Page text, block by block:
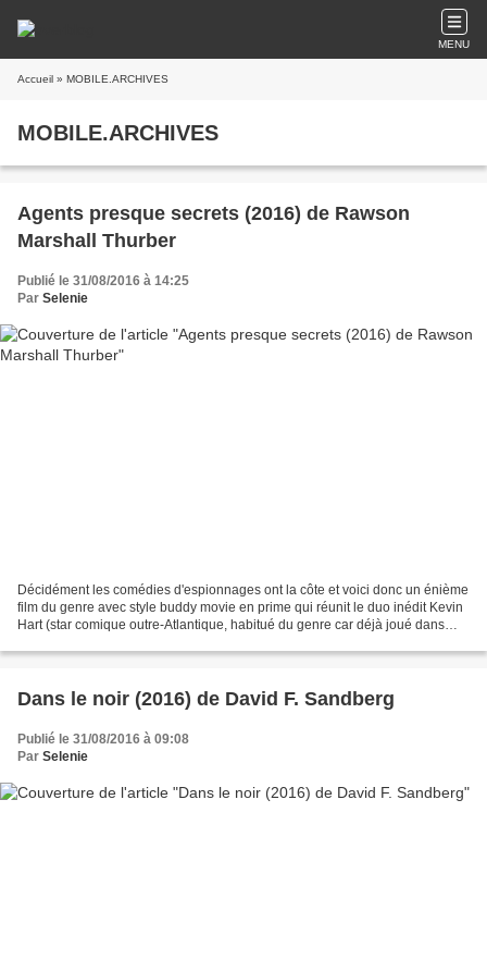
MENU
Accueil » MOBILE.ARCHIVES
MOBILE.ARCHIVES
Agents presque secrets (2016) de Rawson
Marshall Thurber
Publié le 31/08/2016 à 14:25
Par Selenie
Décidément les comédies d'espionnages ont la côte et voici donc un énième
film du genre avec style buddy movie en prime qui réunit le duo inédit Kevin
Hart (star comique outre-Atlantique, habitué du genre car déjà joué dans
Dans le noir (2016) de David F. Sandberg
Publié le 31/08/2016 à 09:08
Par Selenie